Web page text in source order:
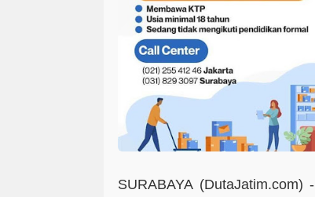
SURABAYA (DutaJatim.com) -